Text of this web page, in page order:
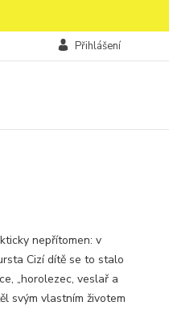
Přihlášení
nepřítomen: v
Cizí dítě se to stalo
„horolezec, veslař a
svým vlastním životem